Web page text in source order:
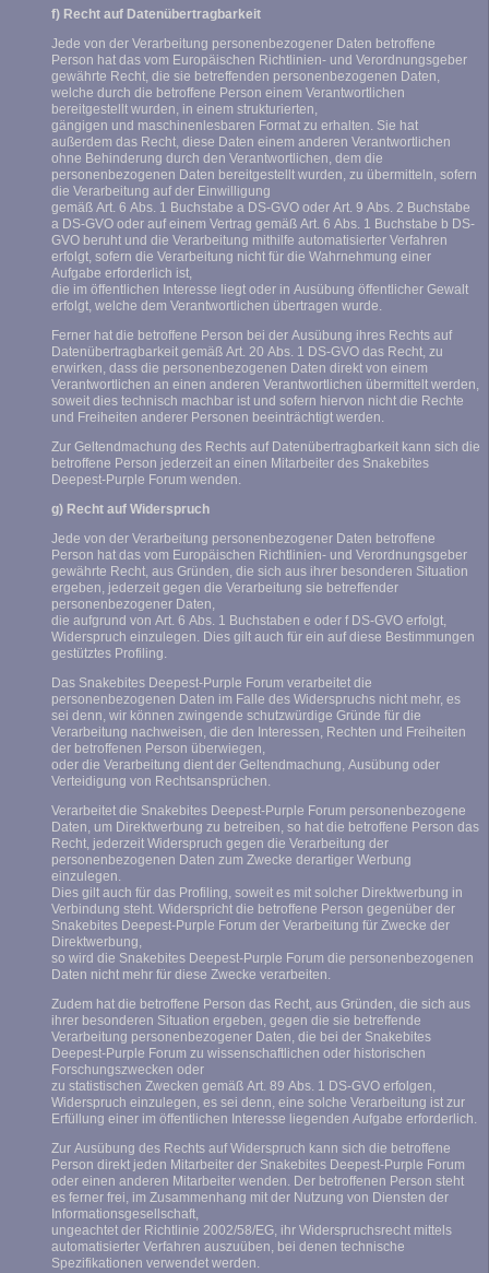
f) Recht auf Datenübertragbarkeit
Jede von der Verarbeitung personenbezogener Daten betroffene
Person hat das vom Europäischen Richtlinien- und Verordnungsgeber
gewährte Recht, die sie betreffenden personenbezogenen Daten,
welche durch die betroffene Person einem Verantwortlichen
bereitgestellt wurden, in einem strukturierten,
gängigen und maschinenlesbaren Format zu erhalten. Sie hat
außerdem das Recht, diese Daten einem anderen Verantwortlichen
ohne Behinderung durch den Verantwortlichen, dem die
personenbezogenen Daten bereitgestellt wurden, zu übermitteln, sofern
die Verarbeitung auf der Einwilligung
gemäß Art. 6 Abs. 1 Buchstabe a DS-GVO oder Art. 9 Abs. 2 Buchstabe
a DS-GVO oder auf einem Vertrag gemäß Art. 6 Abs. 1 Buchstabe b DS-
GVO beruht und die Verarbeitung mithilfe automatisierter Verfahren
erfolgt, sofern die Verarbeitung nicht für die Wahrnehmung einer
Aufgabe erforderlich ist,
die im öffentlichen Interesse liegt oder in Ausübung öffentlicher Gewalt
erfolgt, welche dem Verantwortlichen übertragen wurde.
Ferner hat die betroffene Person bei der Ausübung ihres Rechts auf
Datenübertragbarkeit gemäß Art. 20 Abs. 1 DS-GVO das Recht, zu
erwirken, dass die personenbezogenen Daten direkt von einem
Verantwortlichen an einen anderen Verantwortlichen übermittelt werden,
soweit dies technisch machbar ist und sofern hiervon nicht die Rechte
und Freiheiten anderer Personen beeinträchtigt werden.
Zur Geltendmachung des Rechts auf Datenübertragbarkeit kann sich die
betroffene Person jederzeit an einen Mitarbeiter des Snakebites
Deepest-Purple Forum wenden.
g) Recht auf Widerspruch
Jede von der Verarbeitung personenbezogener Daten betroffene
Person hat das vom Europäischen Richtlinien- und Verordnungsgeber
gewährte Recht, aus Gründen, die sich aus ihrer besonderen Situation
ergeben, jederzeit gegen die Verarbeitung sie betreffender
personenbezogener Daten,
die aufgrund von Art. 6 Abs. 1 Buchstaben e oder f DS-GVO erfolgt,
Widerspruch einzulegen. Dies gilt auch für ein auf diese Bestimmungen
gestütztes Profiling.
Das Snakebites Deepest-Purple Forum verarbeitet die
personenbezogenen Daten im Falle des Widerspruchs nicht mehr, es
sei denn, wir können zwingende schutzwürdige Gründe für die
Verarbeitung nachweisen, die den Interessen, Rechten und Freiheiten
der betroffenen Person überwiegen,
oder die Verarbeitung dient der Geltendmachung, Ausübung oder
Verteidigung von Rechtsansprüchen.
Verarbeitet die Snakebites Deepest-Purple Forum personenbezogene
Daten, um Direktwerbung zu betreiben, so hat die betroffene Person das
Recht, jederzeit Widerspruch gegen die Verarbeitung der
personenbezogenen Daten zum Zwecke derartiger Werbung
einzulegen.
Dies gilt auch für das Profiling, soweit es mit solcher Direktwerbung in
Verbindung steht. Widerspricht die betroffene Person gegenüber der
Snakebites Deepest-Purple Forum der Verarbeitung für Zwecke der
Direktwerbung,
so wird die Snakebites Deepest-Purple Forum die personenbezogenen
Daten nicht mehr für diese Zwecke verarbeiten.
Zudem hat die betroffene Person das Recht, aus Gründen, die sich aus
ihrer besonderen Situation ergeben, gegen die sie betreffende
Verarbeitung personenbezogener Daten, die bei der Snakebites
Deepest-Purple Forum zu wissenschaftlichen oder historischen
Forschungszwecken oder
zu statistischen Zwecken gemäß Art. 89 Abs. 1 DS-GVO erfolgen,
Widerspruch einzulegen, es sei denn, eine solche Verarbeitung ist zur
Erfüllung einer im öffentlichen Interesse liegenden Aufgabe erforderlich.
Zur Ausübung des Rechts auf Widerspruch kann sich die betroffene
Person direkt jeden Mitarbeiter der Snakebites Deepest-Purple Forum
oder einen anderen Mitarbeiter wenden. Der betroffenen Person steht
es ferner frei, im Zusammenhang mit der Nutzung von Diensten der
Informationsgesellschaft,
ungeachtet der Richtlinie 2002/58/EG, ihr Widerspruchsrecht mittels
automatisierter Verfahren auszuüben, bei denen technische
Spezifikationen verwendet werden.